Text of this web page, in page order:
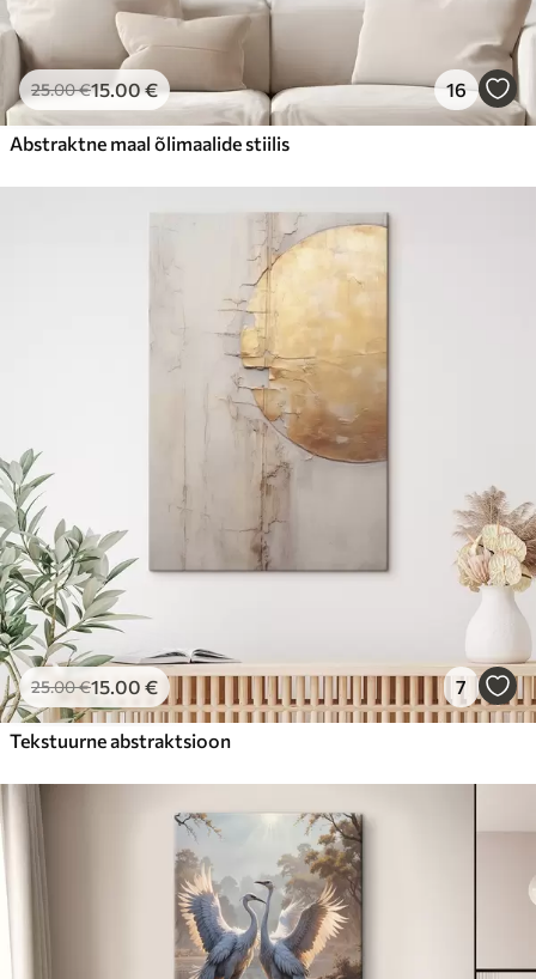
25.00€15.00€ 16
Abstraktne maal õlimaalide stiilis
25.00€15.00 € 7
Tekstuurne abstraktsioon